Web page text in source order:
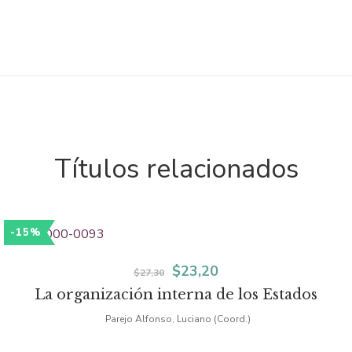
Títulos relacionados
-15%
La organización interna de los Estados
$27,30
El
precio
original
$23,20El
precio
actual
Parejo Alfonso, Luciano (Coord.)